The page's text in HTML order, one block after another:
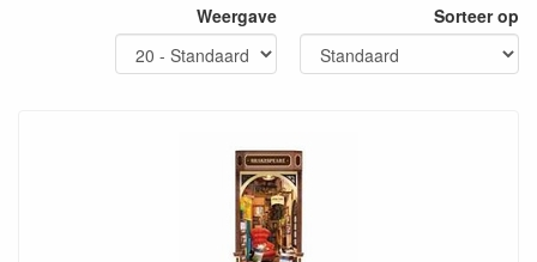
Weergave Sorteer op